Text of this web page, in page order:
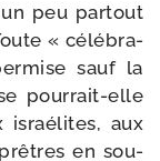
peu par­tout
« célé­bra­
sauf la
pourrait-​elle
israé­lites, aux
en sou­